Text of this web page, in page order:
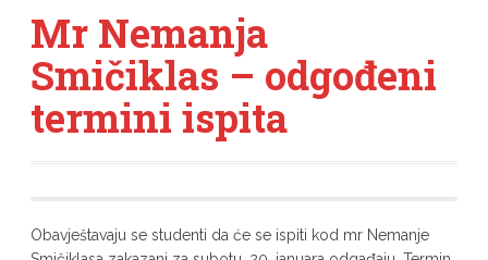
Mr Nemanja
Smičiklas – odgođeni
termini ispita
Obavještavaju se studenti da će se ispiti kod mr Nemanje